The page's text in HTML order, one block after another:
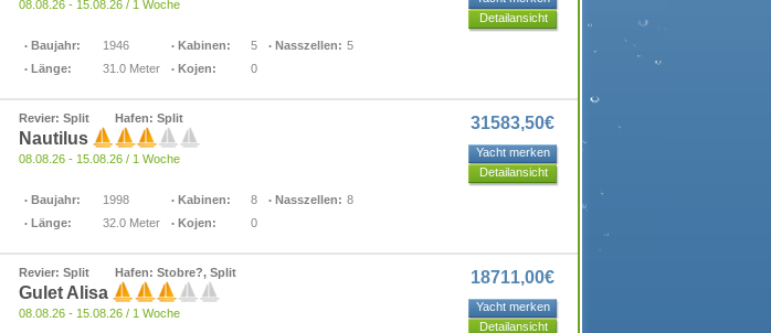
08.08.26 - 15.08.26 / 1 Woche
Baujahr:
1946
Länge:
31.0 Meter
Kabinen:
5
Kojen:
0
Nasszellen: 5
Detailansicht
Revier: Split Hafen: Split
Nautilus
08.08.26 - 15.08.26 / 1 Woche
Baujahr:
1998
Länge:
32.0 Meter
Kabinen:
8
Kojen:
0
Nasszellen: 8
31583,50€
Yacht merken
Detailansicht
Revier: Split Hafen: Stobre?, Split
Gulet Alisa
08.08.26 - 15.08.26 / 1 Woche
18711,00€
Yacht merken
Detailansicht